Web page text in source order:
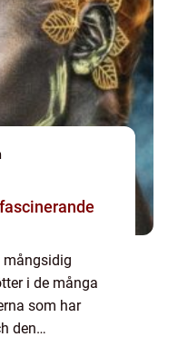
mångsidig
i de många
som har
den